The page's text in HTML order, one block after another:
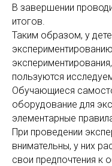
В завершении
итогов.
Таким образом, у
пользуются
Обучающиеся
оборудование для
элементарные
При проведении
внимательны, у них
свои предпочтения к